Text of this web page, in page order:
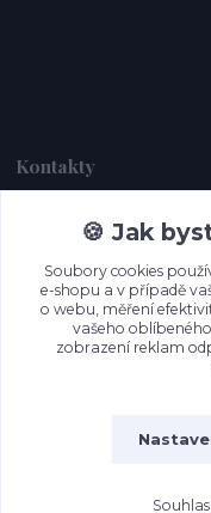
Kontakty
Dagmar Handlová
+420 734 380 930
(Po-Ne, 8-20 hod.)
🍪 Jak
Soubory cookies
e-shopu a v případě
o webu, měření
vašeho
zobrazení reklam